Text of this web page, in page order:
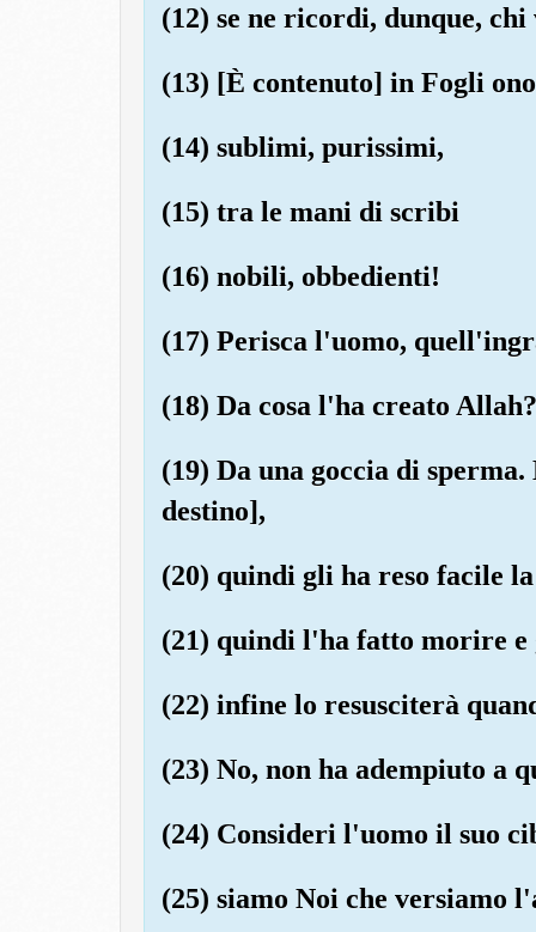
(12) se ne ricordi, dunque, chi
(13) [È contenuto] in Fogli
(14) sublimi, purissimi,
(15) tra le mani di scribi
(16) nobili, obbedienti!
(17) Perisca l'uomo,
(18) Da cosa l'ha creato Allah?
(19) Da una goccia di
destino],
(20) quindi gli ha reso facile
(21) quindi l'ha fatto morire e
(22) infine lo resusciterà
(23) No, non ha adempiuto a
(24) Consideri l'uomo il suo
(25) siamo Noi che versiamo